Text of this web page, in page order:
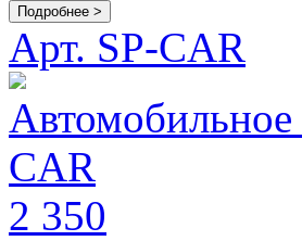
Подробнее >
Арт. SP-CAR
CAR
2 350